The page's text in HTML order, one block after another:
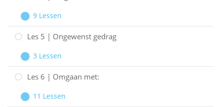
De
coördinators
Uitbreiden
Les
4
De
gasten
9 Lessen
Les 5 | Ongewenst gedrag
Uitbreiden
Les
5
Ongewenst
3 Lessen
Les 6 | Omgaan met:
Uitbreiden
Les
11 Lessen